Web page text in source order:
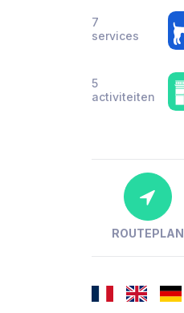
7
services
5
activiteiten
ROUTEPLAN